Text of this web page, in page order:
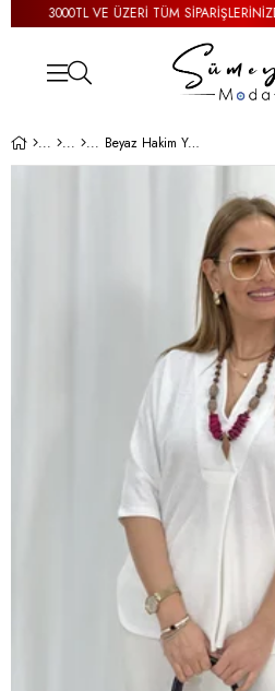
3000TL VE ÜZERİ TÜM SİPARİŞLERİNİZDE
Beyaz Hakim Yaka Fakir Kol Bluz